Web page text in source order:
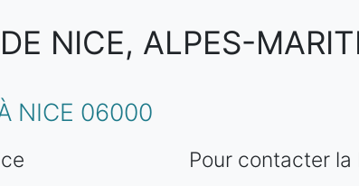
NICE, ALPES-
NICE 06000
Pour contacter la